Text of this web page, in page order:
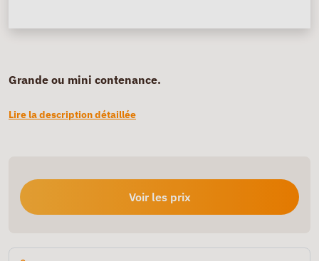
Grande ou mini contenance.
Lire la description détaillée
Voir les prix